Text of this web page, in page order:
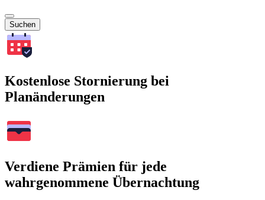
Suchen
Kostenlose Stornierung bei
Planänderungen
Verdiene Prämien für jede
wahrgenommene Übernachtung